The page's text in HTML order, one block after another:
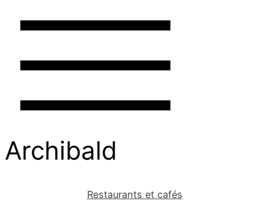
Quartier
Patrimoine
Archibald
Restaurants et cafés